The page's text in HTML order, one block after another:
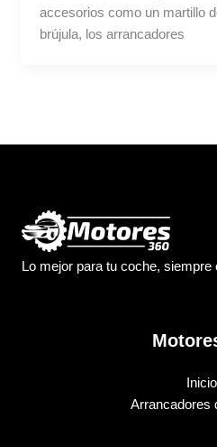
accesorios como un martillo
brújula, los arrancadores
Lo mejor para tu coche,
Inicio
Arrancadores